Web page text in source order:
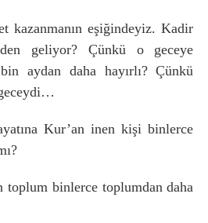
kazanmanın eşiğindeyiz. Kadir
geliyor? Çünkü o geceye
aydan daha hayırlı? Çünkü
Kur’an inen kişi binlerce
toplum binlerce toplumdan daha